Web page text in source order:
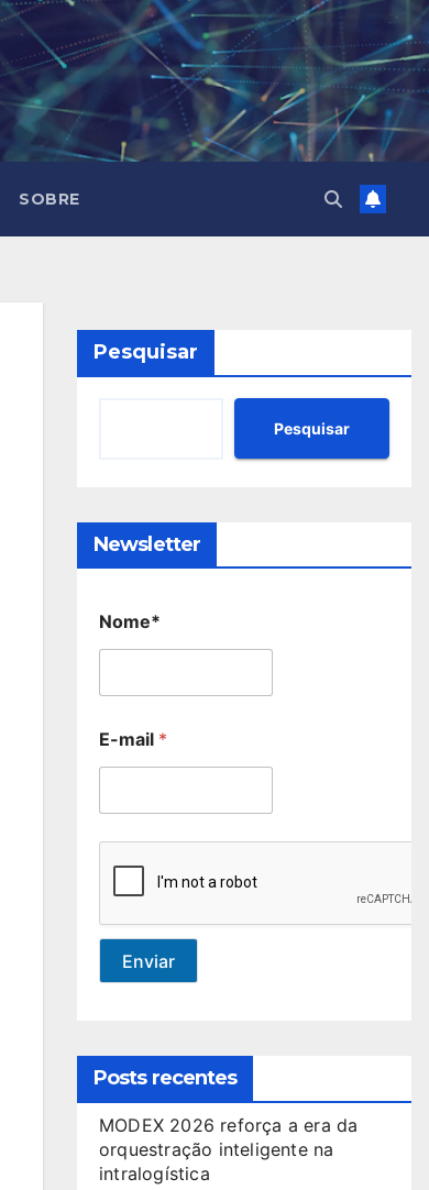
SOBRE
Pesquisar
Pesquisar
Newsletter
Nome*
E-mail *
Enviar
Posts recentes
MODEX 2026 reforça a era da
orquestração inteligente na
intralogística